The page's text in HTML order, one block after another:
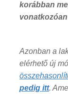
korábban
Azonban a
elérhető új
pedig itt.